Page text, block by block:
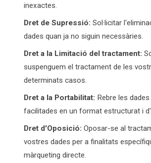
inexactes.
Dret de Supressió: Sol·licitar
dades quan ja no siguin necessàries.
Dret a la Limitació del tractament:
suspenguem el tractament de les
determinats casos.
Dret a la Portabilitat: Rebre les
facilitades en un format estructurat i
Dret d'Oposició: Oposar-se al
vostres dades per a finalitats
màrqueting directe.